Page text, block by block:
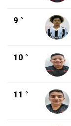
9 °
10 °
11 °